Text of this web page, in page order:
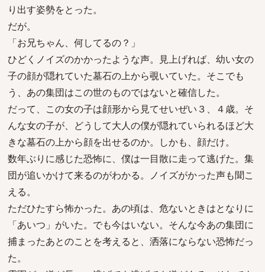
り出す姿勢をとった。
だが。
「お兄ちゃん、何してるの？」
ひどくノイズのかかったような声。見上げれば、幼い女の
子の顔が隠れていた墓石の上から覗いていた。そこでも
う、あの集団はこの世のものではないと確信した。
だって、この女の子は顔形から見てせいぜい３、４歳。そ
んな女の子が、どうして大人の僕が隠れていられるほど大
きな墓石の上から顔を出せるのか。しかも、顔だけ。
数年ぶりに感じた恐怖に、僕は一目散に走って逃げた。集
団が追いかけて来るのがわかる。ノイズがかった声も聞こ
える。
ただひたすら怖かった。あの頃は、危ないときはとなりに
「あいつ」がいた。でも今はいない。そんな今あの集団に
捕まったあとのことを考えると、洒落にならない恐怖だっ
た。